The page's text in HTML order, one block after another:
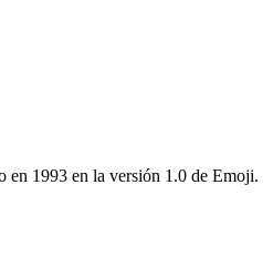
en 1993 en la versión 1.0 de Emoji.